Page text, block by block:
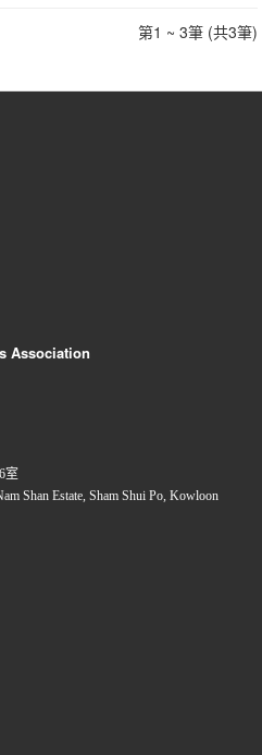
第1 ~ 3筆 (共3筆)
Association
室
Shan Estate, Sham Shui Po, Kowloon